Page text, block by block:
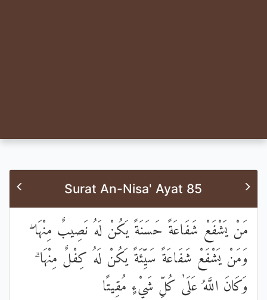
Surat An-Nisa' Ayat 85
مَنْ يَشْفَعْ شَفَاعَةً حَسَنَةً يَكُنْ لَهُ نَصِيبٌ مِنْهَا ۖ
وَمَنْ يَشْفَعْ شَفَاعَةً سَيِّئَةً يَكُنْ لَهُ كِفْلٌ مِنْهَا ۗ
وَكَانَ اللَّهُ عَلَىٰ كُلِّ شَيْءٍ مُقِيتًا